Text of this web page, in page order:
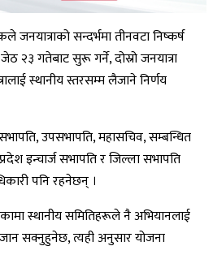
सन्दर्भमा तीनवटा निष्कर्ष
२३ गतेबाट सुरू गर्ने, दोस्रो जनयात्रा
स्थानीय स्तरसम्म लैजाने निर्णय
सभापति, उपसभापति, महासचिव, सम्बन्धित
इन्चार्ज सभापति र जिल्ला सभापति
पनि रहनेछन् ।
स्थानीय समितिहरूले नै अभियानलाई
सक्नुहुनेछ, त्यही अनुसार योजना